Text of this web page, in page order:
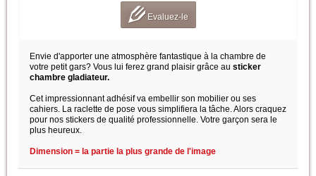
Evaluez-le
Envie d'apporter une atmosphère fantastique à la chambre de
votre petit gars? Vous lui ferez grand plaisir grâce au sticker
chambre gladiateur.
Cet impressionnant adhésif va embellir son mobilier ou ses
cahiers. La raclette de pose vous simplifiera la tâche. Alors craquez
pour nos stickers de qualité professionnelle. Votre garçon sera le
plus heureux.
Dimension = la partie la plus grande de l'image